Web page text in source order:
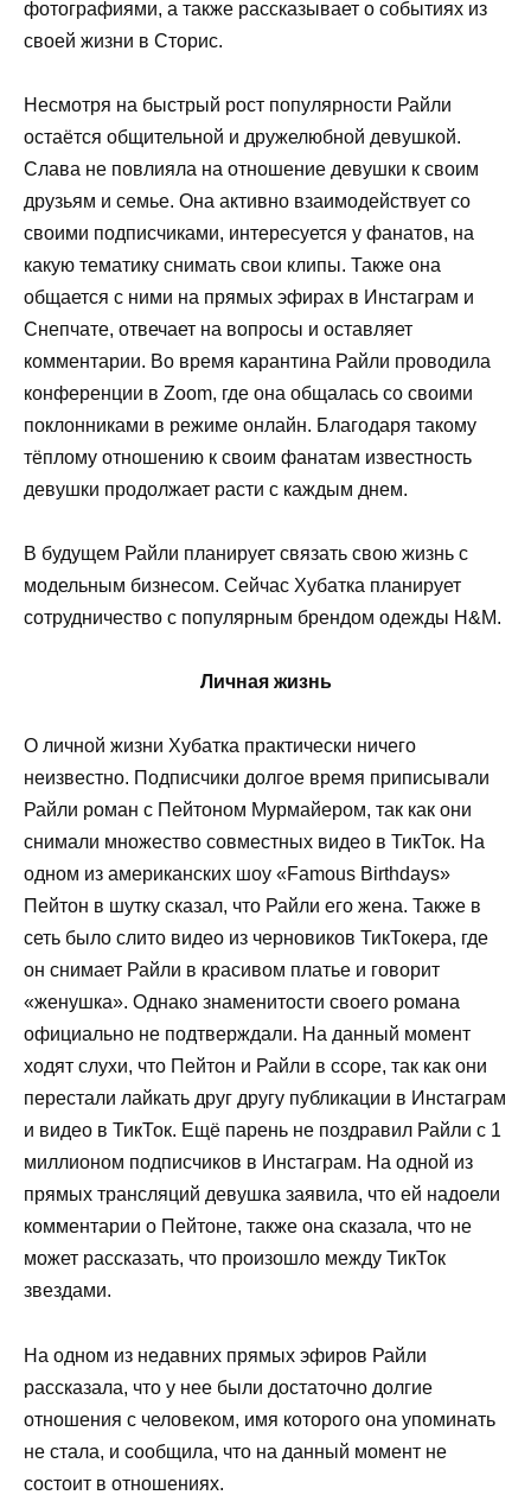
фотографиями, а также рассказывает о событиях из
своей жизни в Сторис.
Несмотря на быстрый рост популярности Райли
остаётся общительной и дружелюбной девушкой.
Слава не повлияла на отношение девушки к своим
друзьям и семье. Она активно взаимодействует со
своими подписчиками, интересуется у фанатов, на
какую тематику снимать свои клипы. Также она
общается с ними на прямых эфирах в Инстаграм и
Снепчате, отвечает на вопросы и оставляет
комментарии. Во время карантина Райли проводила
конференции в Zoom, где она общалась со своими
поклонниками в режиме онлайн. Благодаря такому
тёплому отношению к своим фанатам известность
девушки продолжает расти с каждым днем.
В будущем Райли планирует связать свою жизнь с
модельным бизнесом. Сейчас Хубатка планирует
сотрудничество с популярным брендом одежды H&M.
Личная жизнь
О личной жизни Хубатка практически ничего
неизвестно. Подписчики долгое время приписывали
Райли роман с Пейтоном Мурмайером, так как они
снимали множество совместных видео в ТикТок. На
одном из американских шоу «Famous Birthdays»
Пейтон в шутку сказал, что Райли его жена. Также в
сеть было слито видео из черновиков ТикТокера, где
он снимает Райли в красивом платье и говорит
«женушка». Однако знаменитости своего романа
официально не подтверждали. На данный момент
ходят слухи, что Пейтон и Райли в ссоре, так как они
перестали лайкать друг другу публикации в Инстаграм
и видео в ТикТок. Ещё парень не поздравил Райли с 1
миллионом подписчиков в Инстаграм. На одной из
прямых трансляций девушка заявила, что ей надоели
комментарии о Пейтоне, также она сказала, что не
может рассказать, что произошло между ТикТок
звездами.
На одном из недавних прямых эфиров Райли
рассказала, что у нее были достаточно долгие
отношения с человеком, имя которого она упоминать
не стала, и сообщила, что на данный момент не
состоит в отношениях.